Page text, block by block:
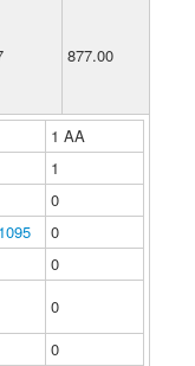
877.00
1 ΑΑ
1
0
0
0
0
0